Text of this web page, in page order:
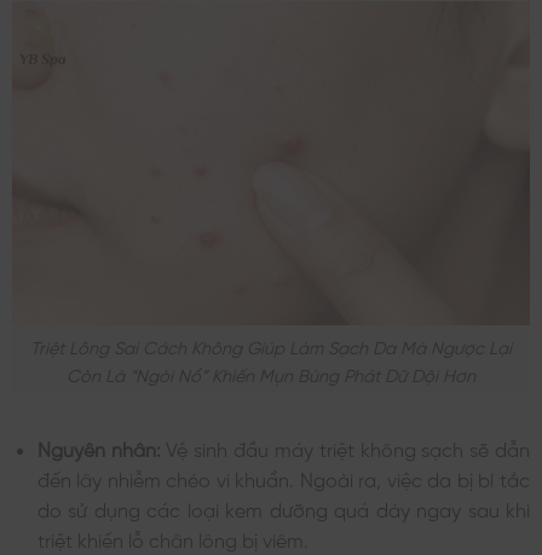
Triệt Lông Sai Cách Không Giúp Làm Sạch Da Mà Ngược Lại
Còn Là “ngòi Nổ” Khiến Mụn Bùng Phát Dữ Dội Hơn
Nguyên nhân: Vệ sinh đầu máy triệt không sạch sẽ dẫn
đến lây nhiễm chéo vi khuẩn. Ngoài ra, việc da bị bí tắc
do sử dụng các loại kem dưỡng quá dày ngay sau khi
triệt khiến lỗ chân lông bị viêm.